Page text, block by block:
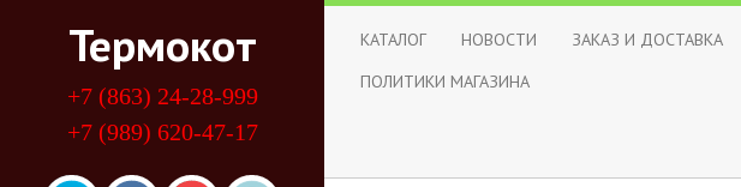
Термокот
+7 (863) 24-28-999
+7 (989) 620-47-17
КАТАЛОГ НОВОСТИ ЗАКАЗ И ДОСТАВКА
ПОЛИТИКИ МАГАЗИНА